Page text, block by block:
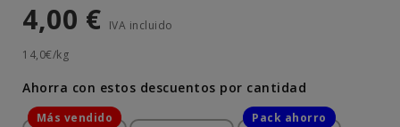
4,00 € IVA incluido
14,0€/kg
Ahorra con estos descuentos por cantidad